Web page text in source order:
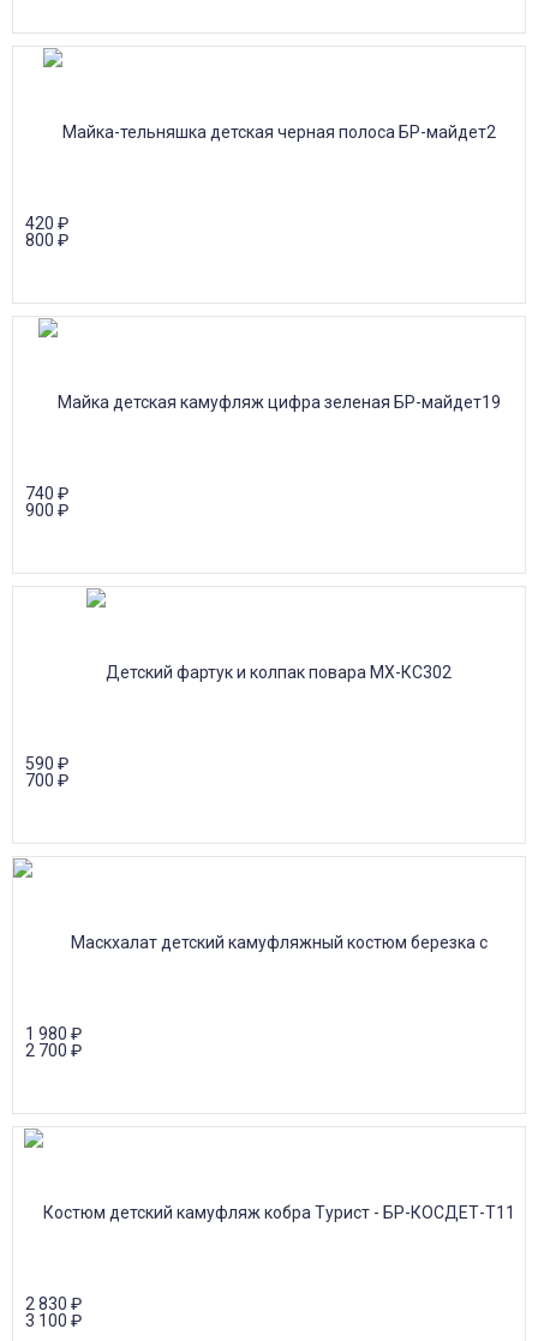
420 ₽
800 ₽
740 ₽
900 ₽
590 ₽
700 ₽
1 980 ₽
2 700 ₽
2 830 ₽
3 100 ₽